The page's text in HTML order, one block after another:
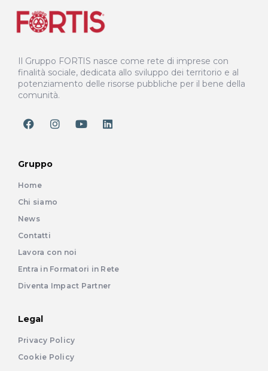
Il Gruppo FORTIS nasce come rete di imprese con
finalità sociale, dedicata allo sviluppo dei territorio e al
potenziamento delle risorse pubbliche per il bene della
comunità.
Gruppo
Home
Chi siamo
News
Contatti
Lavora con noi
Entra in Formatori in Rete
Diventa Impact Partner
Legal
Privacy Policy
Cookie Policy